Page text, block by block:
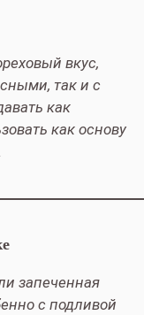
вкус,
так и с
как
как основу
запеченная
с подливой